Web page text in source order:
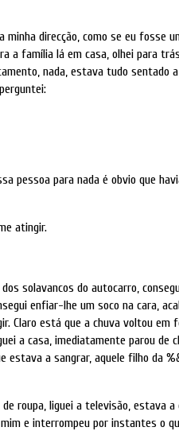
direcção, como se eu fosse
a família lá em casa, olhei para
nada, estava tudo sentado
pessoa para nada é obvio que
atingir.
solavancos do autocarro,
enfiar-lhe um soco na cara,
Claro está que a chuva voltou em
a casa, imediatamente parou de
estava a sangrar, aquele filho da
roupa, liguei a televisão, estava a
e interrompeu por instantes o